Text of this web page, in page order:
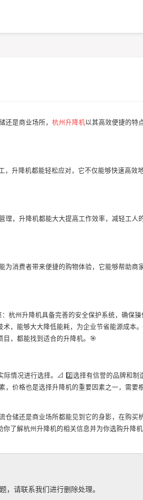
还是商业场所， 杭州升降机以其高效便捷的特
升降机都能轻松应对，它不仅能够快速高效
，升降机都能大大提高工作效率，减轻工人
消费者带来便捷的购物体验，它能够帮助商
杭州升降机具备完善的安全保护系统，确保
，能够大大降低能耗，为企业节省能源成本
，都能找到适合的升降机。🎯
情况进行选择。📐 2️⃣选择有信誉的品牌和制
，价格也是选择升降机的重要因素之一，需要
储还是商业场所都能见到它的身影，在购买
了解杭州升降机的相关信息并为你选购升降
，请联系我们进行删除处理。